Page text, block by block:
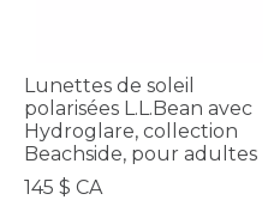
Lunettes de soleil
polarisées L.L.Bean avec
Hydroglare, collection
Beachside, pour adultes
145 $ CA